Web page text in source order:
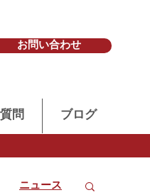
お問い合わせ
問 ブログ
ニュース